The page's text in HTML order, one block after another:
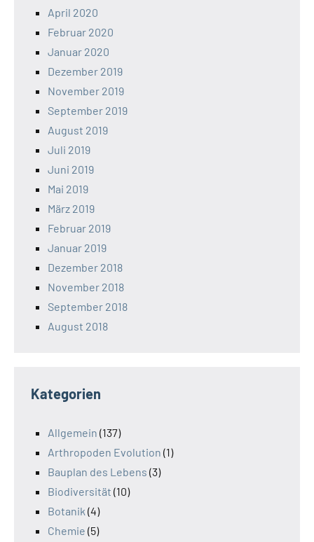
April 2020
Februar 2020
Januar 2020
Dezember 2019
November 2019
September 2019
August 2019
Juli 2019
Juni 2019
Mai 2019
März 2019
Februar 2019
Januar 2019
Dezember 2018
November 2018
September 2018
August 2018
Kategorien
Allgemein (137)
Arthropoden Evolution (1)
Bauplan des Lebens (3)
Biodiversität (10)
Botanik (4)
Chemie (5)